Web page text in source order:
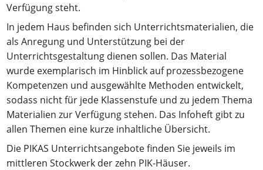
Verfügung steht.
In jedem Haus befinden sich Unterrichtsmaterialien, die
als Anregung und Unterstützung bei der
Unterrichtsgestaltung dienen sollen. Das Material
wurde exemplarisch im Hinblick auf prozessbezogene
Kompetenzen und ausgewählte Methoden entwickelt,
sodass nicht für jede Klassenstufe und zu jedem Thema
Materialien zur Verfügung stehen. Das Infoheft gibt zu
allen Themen eine kurze inhaltliche Übersicht.
Die PIKAS Unterrichtsangebote finden Sie jeweils im
mittleren Stockwerk der zehn PIK-Häuser.